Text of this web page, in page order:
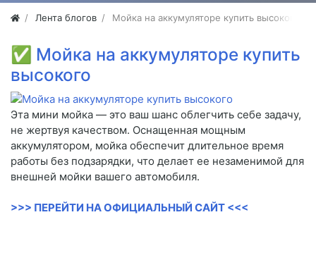
Лента блогов Мойка на аккумуляторе купить высокого
✅ Мойка на аккумуляторе купить
высокого
Эта мини мойка — это ваш шанс облегчить себе задачу,
не жертвуя качеством. Оснащенная мощным
аккумулятором, мойка обеспечит длительное время
работы без подзарядки, что делает ее незаменимой для
внешней мойки вашего автомобиля.
>>> ПЕРЕЙТИ НА ОФИЦИАЛЬНЫЙ САЙТ <<<